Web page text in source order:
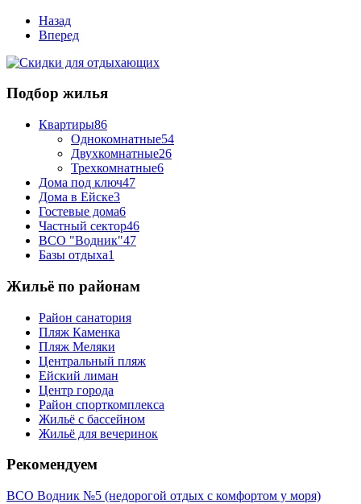
Назад
Вперед
Подбор жилья
Квартиры86
Однокомнатные54
Двухкомнатные26
Трехкомнатные6
Дома под ключ47
Дома в Ейске3
Гостевые дома6
Частный сектор46
ВСО "Водник"47
Базы отдыха1
Жильё по районам
Район санатория
Пляж Каменка
Пляж Меляки
Центральный пляж
Ейский лиман
Центр города
Район спорткомплекса
Жильё с бассейном
Жильё для вечеринок
Рекомендуем
ВСО Водник №5 (недорогой отдых с комфортом у моря)